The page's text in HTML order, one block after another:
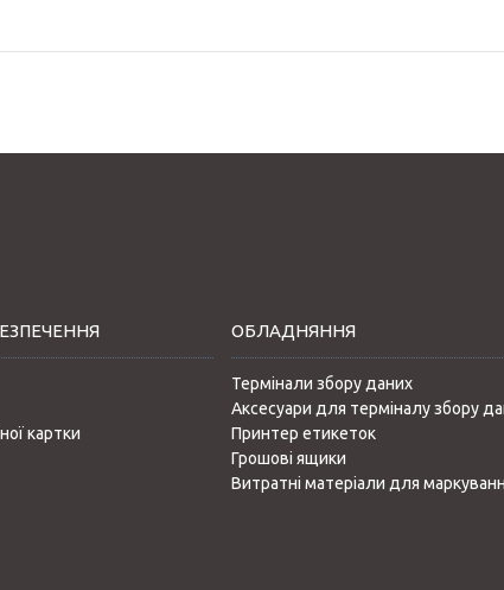
картки
ОБЛАДНЯННЯ
Термінали збору даних
Аксесуари для терміналу збору
Принтер етикеток
Грошові ящики
Витратні матеріали для